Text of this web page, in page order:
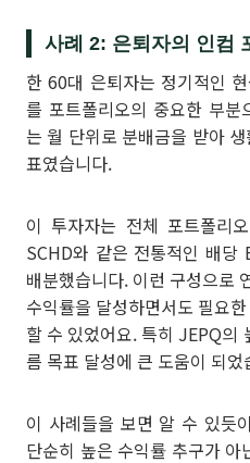
사례 2: 은퇴자의 인컴
한 60대 은퇴자는 정기적인
를 포트폴리오의 중요한 부분
는 월 단위로 분배금을 받아
표였습니다.
이 투자자는 전체 포트폴리
SCHD와 같은 전통적인 배당
배분했습니다. 이런 구성으로
수익률을 달성하면서도 필요
할 수 있었어요. 특히 JEPQ의
름 목표 달성에 큰 도움이 되었
이 사례들을 보면 알 수 있듯
단순히 높은 수익률 추구가